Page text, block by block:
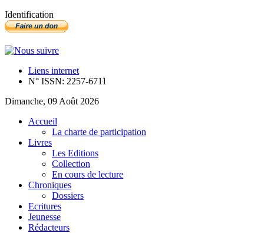
Identification
Liens internet
N° ISSN: 2257-6711
Dimanche, 09 Août 2026
Accueil
La charte de participation
Livres
Les Editions
Collection
En cours de lecture
Chroniques
Dossiers
Ecritures
Jeunesse
Rédacteurs